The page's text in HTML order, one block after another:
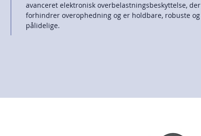
avanceret elektronisk overbelastningsbeskyttelse, der
forhindrer overophedning og er holdbare, robuste og
pålidelige.